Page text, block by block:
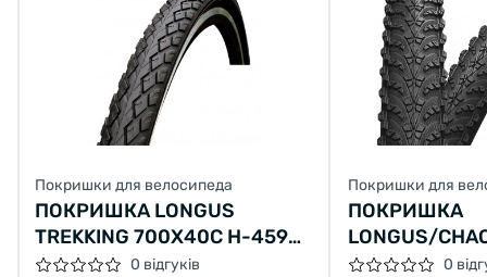
Покришки для велосипеда
ПОКРИШКА LONGUS
TREKKING 700X40C H-459
(42-622)
0 відгуків
Покришки для
ПОКРИШКА
LONGUS/
H-5150 (50-
0